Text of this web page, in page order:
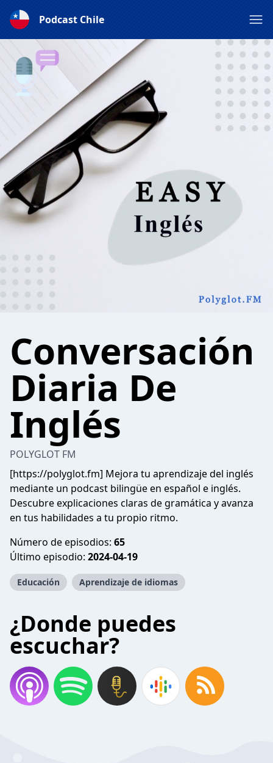
Podcast Chile
Conversación
Diaria De
Inglés
POLYGLOT FM
[https://polyglot.fm] Mejora tu aprendizaje del inglés
mediante un podcast bilingüe en español e inglés.
Descubre explicaciones claras de gramática y avanza
en tus habilidades a tu propio ritmo.
Número de episodios: 65
Último episodio: 2024-04-19
Educación Aprendizaje de idiomas
¿Donde puedes
escuchar?